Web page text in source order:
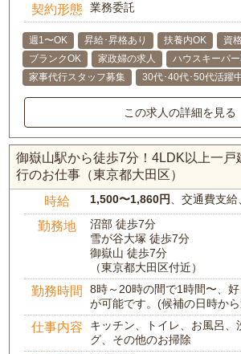
契約形態 業務委託
週1〜OK 昇給･昇格あり 扶養内OK 資
ブランクOK
家政婦の求人
ハウスキーパ
家事代行スタッフ募集
30代･40代･50代活躍
この求人の詳細を見る
御嶽山駅から徒歩7分！4LDK以上一戸
行のお仕事（東京都大田区）
時給 1,500〜1,860円、交通費支給
勤務地
沼部 徒歩7分
雪が谷大塚 徒歩7分
御嶽山 徒歩7分
（東京都大田区付近）
勤務時間
8時～20時の間で1時間〜、
が可能です。(候補の日時か
仕事内容
キッチン、トイレ、お風呂、
グ、その他のお掃除